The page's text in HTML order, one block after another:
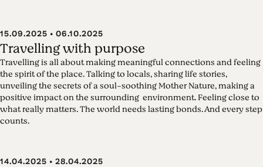
15.09.2025 • 06.10.2025
Travelling with purpose
Travelling is all about making meaningful connections and feeling
the spirit of the place. Talking to locals, sharing life stories,
unveiling the secrets of a soul-soothing Mother Nature, making a
positive impact on the surrounding environment. Feeling close to
what really matters. The world needs lasting bonds. And every step
counts.
14.04.2025 • 28.04.2025